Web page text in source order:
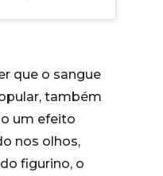
que o sangue
também
um efeito
nos olhos,
figurino, o